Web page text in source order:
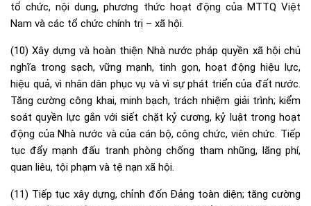
tổ chức, nội dung, phương thức hoạt động của MTTQ Việt
Nam và các tổ chức chính trị – xã hội.
(10) Xây dựng và hoàn thiện Nhà nước pháp quyền xã hội chủ
nghĩa trong sạch, vững mạnh, tinh gọn, hoạt động hiệu lực,
hiệu quả, vì nhân dân phục vụ và vì sự phát triển của đất nước.
Tăng cường công khai, minh bạch, trách nhiệm giải trình; kiểm
soát quyền lực gắn với siết chặt kỷ cương, kỷ luật trong hoạt
động của Nhà nước và của cán bộ, công chức, viên chức. Tiếp
tục đẩy mạnh đấu tranh phòng chống tham nhũng, lãng phí,
quan liêu, tội phạm và tệ nạn xã hội.
(11) Tiếp tục xây dựng, chỉnh đốn Đảng toàn diện; tăng cường